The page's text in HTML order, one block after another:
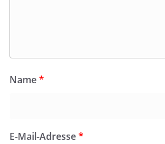
Name*
E-Mail-Adresse*